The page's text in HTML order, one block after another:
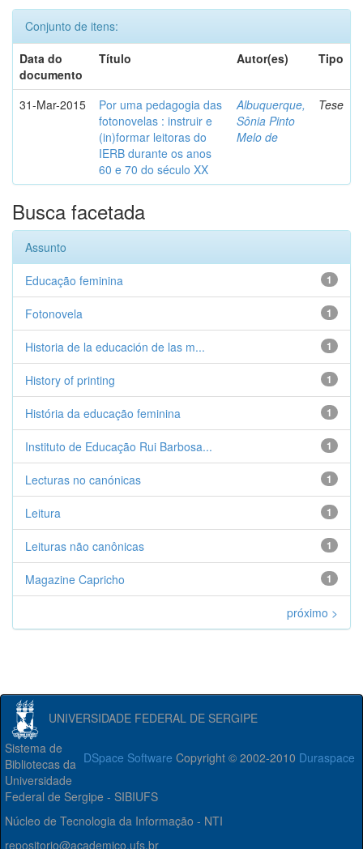
Conjunto de itens:
Data do
documento
Título Autor(es) Tipo
31-Mar-2015
Por uma pedagogia das
fotonovelas : instruir e
(in)formar leitoras do
IERB durante os anos
60 e 70 do século XX
Albuquerque,
Sônia Pinto
Melo de
Tese
Busca facetada
Assunto
1
Educação feminina
1
Fotonovela
1
Historia de la educación de las m...
1
History of printing
1
História da educação feminina
1
Instituto de Educação Rui Barbosa...
1
Lecturas no canónicas
1
Leitura
1
Leituras não canônicas
1
Magazine Capricho
próximo >
UNIVERSIDADE FEDERAL DE SERGIPE
DSpace Software Copyright © 2002-2010 Duraspace
Sistema de
Bibliotecas da
Universidade
Federal de Sergipe - SIBIUFS
Núcleo de Tecnologia da Informação - NTI
repositorio@academico.ufs.br